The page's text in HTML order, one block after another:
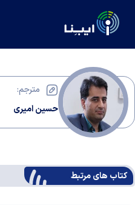
مترجم:
حسین امیری
کتاب های مرتبط